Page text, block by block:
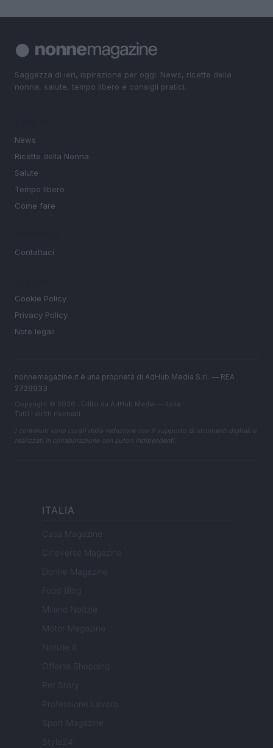
Saggezza di ieri, ispirazione per oggi. News, ricette della
nonna, salute, tempo libero e consigli pratici.
News
Ricette della Nonna
Salute
Tempo libero
Come fare
Contattaci
Cookie Policy
Privacy Policy
Note legali
nonnemagazine.it è una proprietà di AdHub Media S.r.l. — REA
2729933
Copyright © 2026 · Edito da AdHub Media — Italia
Tutti i diritti riservati
I contenuti sono curati dalla redazione con il supporto di strumenti digitali e
realizzati in collaborazione con autori indipendenti.
ITALIA
Casa Magazine
Cineverse Magazine
Donne Magazine
Food Blog
Milano Notizie
Motor Magazine
Notizie.it
Offerte Shopping
Professione Lavoro
Sport Magazine
Style24